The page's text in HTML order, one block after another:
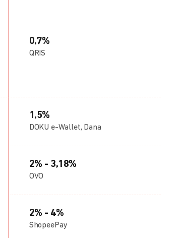
0,7%
QRIS
1,5%
DOKU e-Wallet, Dana
2% - 3,18%
OVO
2% - 4%
ShopeePay